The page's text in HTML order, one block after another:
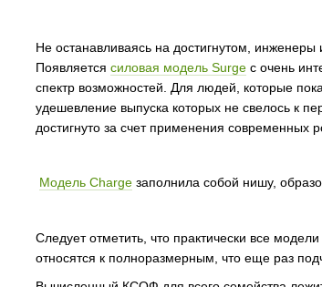
Не останавливаясь на достигнутом,
Появляется силовая модель Surge с очень
спектр возможностей. Для людей, которые
удешевление выпуска которых не свелось к
достигнуто за счет применения современных
Модель Charge заполнила собой нишу,
Следует отметить, что практически все
относятся к полноразмерным, что еще раз